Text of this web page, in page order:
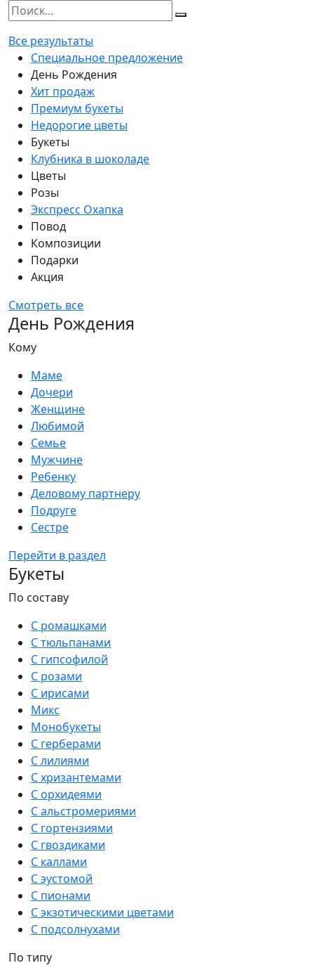
Все результаты
Специальное предложение
День Рождения
Хит продаж
Премиум букеты
Недорогие цветы
Букеты
Клубника в шоколаде
Цветы
Розы
Экспресс Охапка
Повод
Композиции
Подарки
Акция
Смотреть все
День Рождения
Кому
Маме
Дочери
Женщине
Любимой
Семье
Мужчине
Ребенку
Деловому партнеру
Подруге
Сестре
Перейти в раздел
Букеты
По составу
С ромашками
С тюльпанами
С гипсофилой
С розами
С ирисами
Микс
Монобукеты
С герберами
С лилиями
С хризантемами
С орхидеями
С альстромериями
С гортензиями
С гвоздиками
С каллами
С эустомой
С пионами
С экзотическими цветами
С подсолнухами
По типу